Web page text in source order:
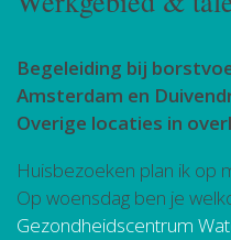
Begeleiding bij
Amsterdam en
Overige locaties in
Huisbezoeken plan ik op
Op woensdag ben je
Gezondheidscentrum